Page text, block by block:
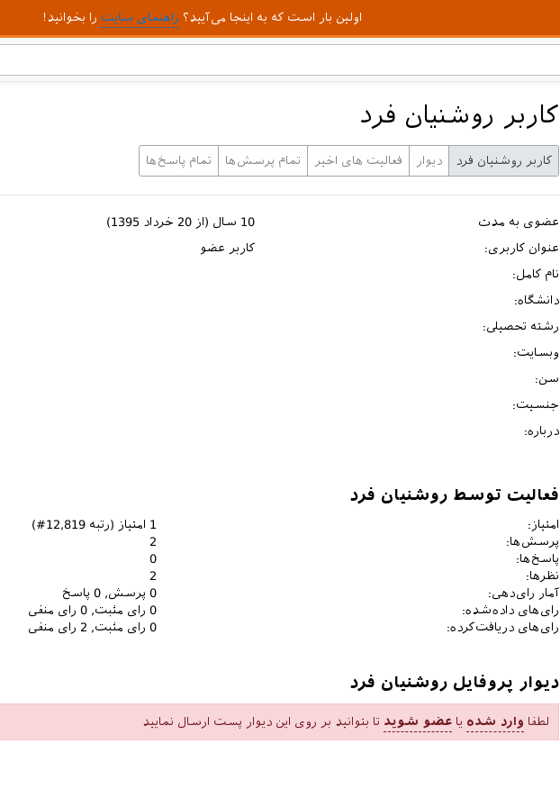
اولین بار است که به اینجا می‌آیید؟ راهنمای سایت را بخوانید!
کاربر روشنیان فرد
کاربر روشنیان فرد دیوار فعالیت های اخیر تمام پرسش‌ها تمام پاسخ‌ها
عضوی به مدت
10 سال (از 20 خرداد 1395)
عنوان کاربری:
کاربر عضو
نام کامل:
دانشگاه:
رشته تحصیلی:
وبسایت:
سن:
جنسیت:
درباره:
فعالیت توسط روشنیان فرد
امتیاز: 1 امتیاز (رتبه 12,819
#)
پرسش‌ها:
2
پاسخ‌ها:
0
نظرها:
2
آمار رای‌دهی:
0 پرسش, 0 پاسخ
رای‌های داده‌شده:
0 رای مثبت, 0 رای منفی
رای‌های دریافت‌کرده:
0 رای مثبت, 2 رای منفی
دیوار پروفایل روشنیان فرد
لطفا وارد شده یا عضو شوید تا بتوانید بر روی این دیوار پست ارسال نمایید